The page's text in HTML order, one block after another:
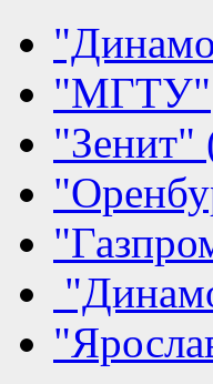
"МГТУ"